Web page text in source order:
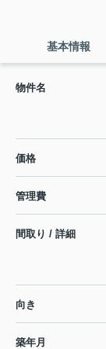
基本情報
物件名
価格
管理費
間取り / 詳細
向き
築年月